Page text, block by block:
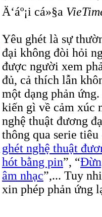
Ä‘áº¡i cá»§a
Yêu ghét là sự
đại không đòi hỏi
được người xem
đủ, cả thích lẫn
một dạng phản
kiến gì về cảm xúc
nghệ thuật đương
thông qua serie
ghét nghệ thuật
hót bằng pin”, “
âm nhạc”,... Tuy
xin phép phản ứng